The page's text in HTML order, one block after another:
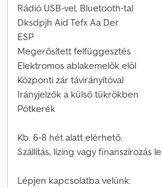
Rádió USB-vel, Bluetooth-tal
Dksdpjh Aid Tefx Aa Der
ESP
Megerősített felfüggesztés
Elektromos ablakemelők elöl
Központi zár távirányítóval
Irányjelzők a külső tükrökben
Pótkerék
Kb. 6-8 hét alatt elérhető.
Szállítás, lízing vagy finanszírozás
Lépjen kapcsolatba velünk: